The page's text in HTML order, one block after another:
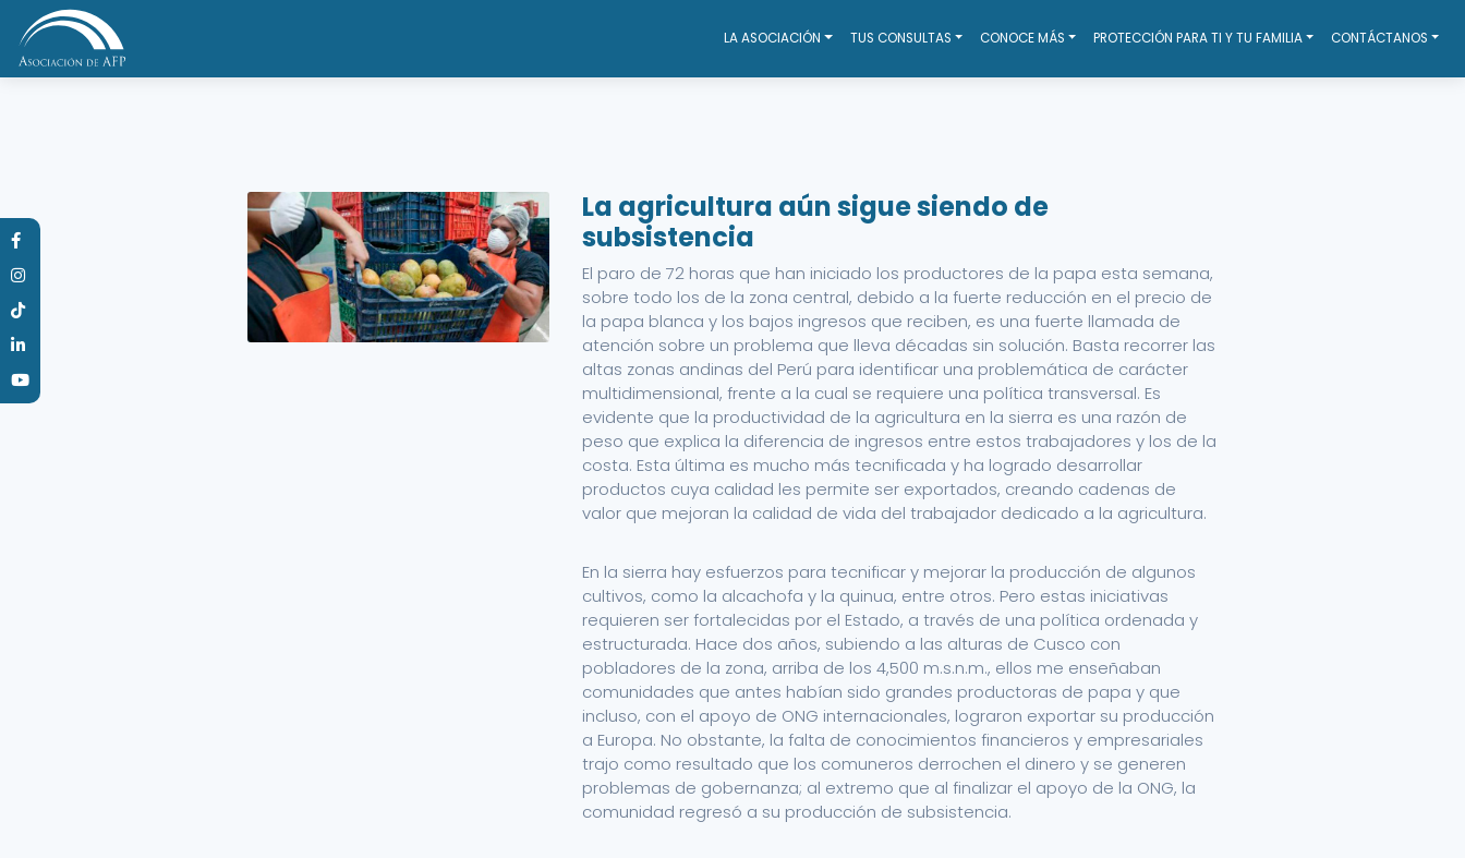
LA ASOCIACIÓN TUS CONSULTAS CONOCE MÁS PROTECCIÓN PARA TI Y TU FAMILIA CONTÁCTANOS
La agricultura aún sigue siendo de
subsistencia
El paro de 72 horas que han iniciado los productores de la papa esta semana,
sobre todo los de la zona central, debido a la fuerte reducción en el precio de
la papa blanca y los bajos ingresos que reciben, es una fuerte llamada de
atención sobre un problema que lleva décadas sin solución. Basta recorrer las
altas zonas andinas del Perú para identificar una problemática de carácter
multidimensional, frente a la cual se requiere una política transversal. Es
evidente que la productividad de la agricultura en la sierra es una razón de
peso que explica la diferencia de ingresos entre estos trabajadores y los de la
costa. Esta última es mucho más tecnificada y ha logrado desarrollar
productos cuya calidad les permite ser exportados, creando cadenas de
valor que mejoran la calidad de vida del trabajador dedicado a la agricultura.
En la sierra hay esfuerzos para tecnificar y mejorar la producción de algunos
cultivos, como la alcachofa y la quinua, entre otros. Pero estas iniciativas
requieren ser fortalecidas por el Estado, a través de una política ordenada y
estructurada. Hace dos años, subiendo a las alturas de Cusco con
pobladores de la zona, arriba de los 4,500 m.s.n.m., ellos me enseñaban
comunidades que antes habían sido grandes productoras de papa y que
incluso, con el apoyo de ONG internacionales, lograron exportar su producción
a Europa. No obstante, la falta de conocimientos financieros y empresariales
trajo como resultado que los comuneros derrochen el dinero y se generen
problemas de gobernanza; al extremo que al finalizar el apoyo de la ONG, la
comunidad regresó a su producción de subsistencia.